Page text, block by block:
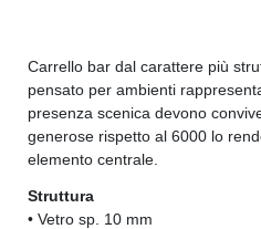
Carrello bar dal carattere più
pensato per ambienti
presenza scenica devono
generose rispetto al 6000 lo
elemento centrale.
Struttura
• Vetro sp. 10 mm